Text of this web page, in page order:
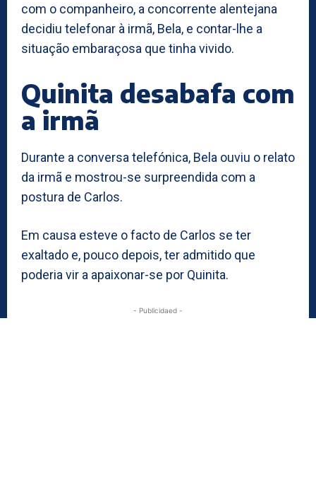
com o companheiro, a concorrente alentejana
decidiu telefonar à irmã, Bela, e contar-lhe a
situação embaraçosa que tinha vivido.
Quinita desabafa com
a irmã
Durante a conversa telefónica, Bela ouviu o relato
da irmã e mostrou-se surpreendida com a
postura de Carlos.
Em causa esteve o facto de Carlos se ter
exaltado e, pouco depois, ter admitido que
poderia vir a apaixonar-se por Quinita.
- Publicidaed -